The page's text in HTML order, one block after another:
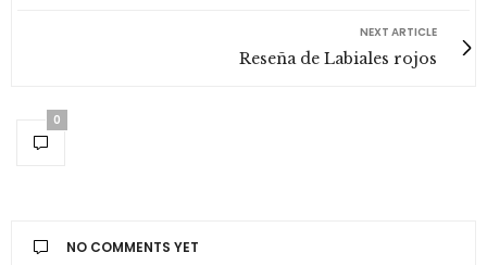
NEXT ARTICLE
Reseña de Labiales rojos
0
NO COMMENTS YET